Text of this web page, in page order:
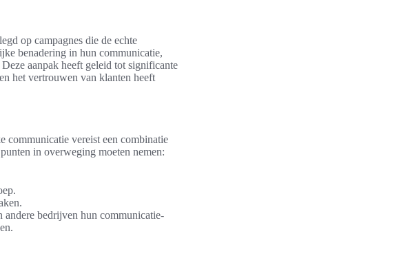
op campagnes die de echte
benadering in hun communicatie,
aanpak heeft geleid tot significante
het vertrouwen van klanten heeft
communicatie vereist een combinatie
in overweging moeten nemen:
andere bedrijven hun communicatie-